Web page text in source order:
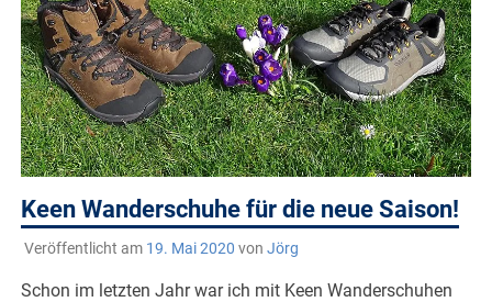
Keen Wanderschuhe für die neue Saison!
Veröffentlicht am 19. Mai 2020 von Jörg
Schon im letzten Jahr war ich mit Keen Wanderschuhen